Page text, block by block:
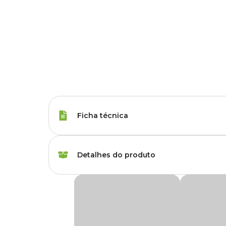
Ficha técnica
Tipo da Ração Super Premium
Detalhes do produto